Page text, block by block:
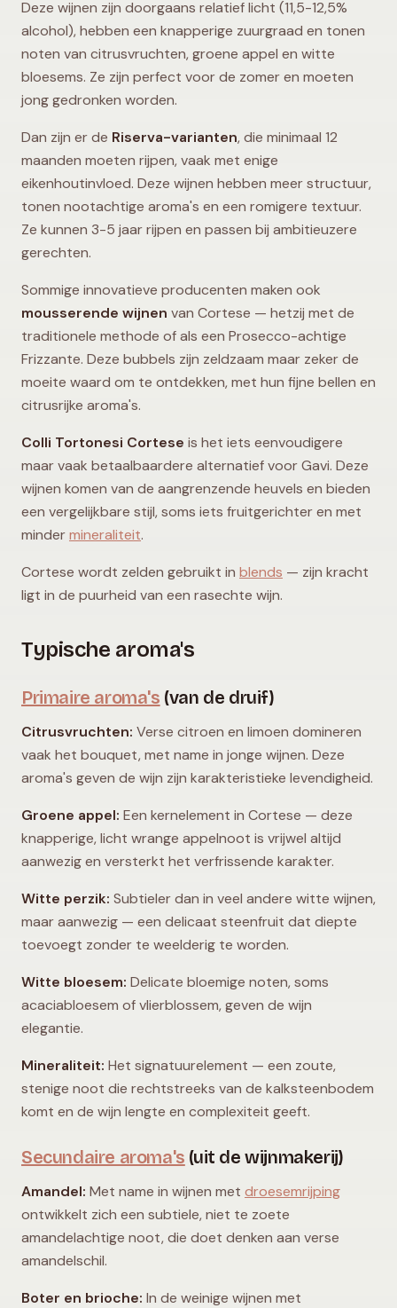
Deze wijnen zijn doorgaans relatief licht (11,5-12,5%
alcohol), hebben een knapperige zuurgraad en tonen
noten van citrusvruchten, groene appel en witte
bloesems. Ze zijn perfect voor de zomer en moeten
jong gedronken worden.
Dan zijn er de Riserva-varianten, die minimaal 12
maanden moeten rijpen, vaak met enige
eikenhoutinvloed. Deze wijnen hebben meer structuur,
tonen nootachtige aroma's en een romigere textuur.
Ze kunnen 3-5 jaar rijpen en passen bij ambitieuzere
gerechten.
Sommige innovatieve producenten maken ook
mousserende wijnen van Cortese — hetzij met de
traditionele methode of als een Prosecco-achtige
Frizzante. Deze bubbels zijn zeldzaam maar zeker de
moeite waard om te ontdekken, met hun fijne bellen en
citrusrijke aroma's.
Colli Tortonesi Cortese is het iets eenvoudigere
maar vaak betaalbaardere alternatief voor Gavi. Deze
wijnen komen van de aangrenzende heuvels en bieden
een vergelijkbare stijl, soms iets fruitgerichter en met
mindermineraliteit.
Cortese wordt zelden gebruikt in blends — zijn kracht
ligt in de puurheid van een rasechte wijn.
Typische aroma's
Primaire aroma's (van de druif)
Citrusvruchten: Verse citroen en limoen domineren
vaak het bouquet, met name in jonge wijnen. Deze
aroma's geven de wijn zijn karakteristieke levendigheid.
Groene appel: Een kernelement in Cortese — deze
knapperige, licht wrange appelnoot is vrijwel altijd
aanwezig en versterkt het verfrissende karakter.
Witte perzik: Subtieler dan in veel andere witte wijnen,
maar aanwezig — een delicaat steenfruit dat diepte
toevoegt zonder te weelderig te worden.
Witte bloesem: Delicate bloemige noten, soms
acaciabloesem of vlierblossem, geven de wijn
elegantie.
Mineraliteit: Het signatuurelement — een zoute,
stenige noot die rechtstreeks van de kalksteenbodem
komt en de wijn lengte en complexiteit geeft.
Secundaire aroma's (uit de wijnmakerij)
Amandel: Met name in wijnen met droesemrijping
ontwikkelt zich een subtiele, niet te zoete
amandelachtige noot, die doet denken aan verse
amandelschil.
Boter en brioche: In de weinige wijnen met